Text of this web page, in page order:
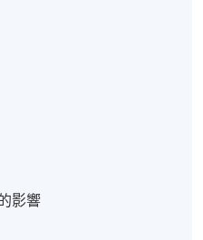
影響